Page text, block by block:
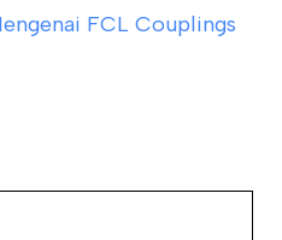
FCL Couplings